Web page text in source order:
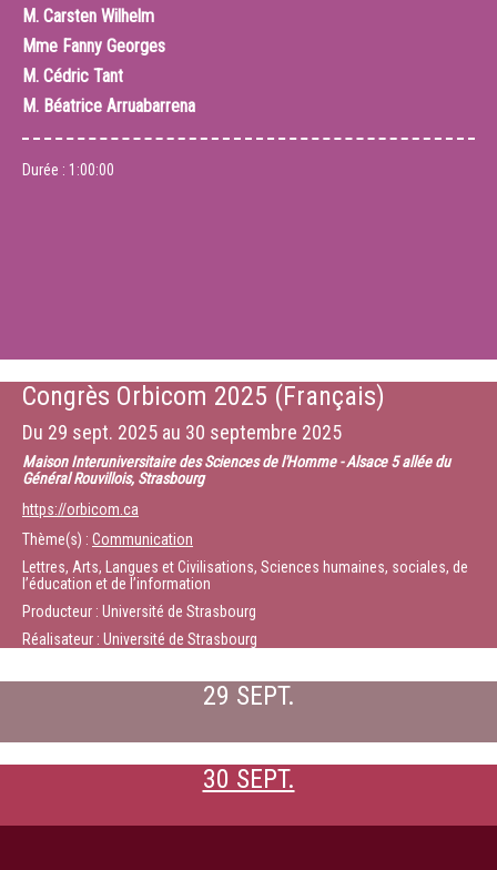
M. Carsten Wilhelm
Mme Fanny Georges
M. Cédric Tant
M. Béatrice Arruabarrena
Durée : 1:00:00
Congrès Orbicom 2025 (Français)
Du 29 sept. 2025 au 30 septembre 2025
Maison Interuniversitaire des Sciences de l'Homme - Alsace 5 allée du
Général Rouvillois, Strasbourg
https://orbicom.ca
Thème(s) : Communication
Lettres, Arts, Langues et Civilisations, Sciences humaines, sociales, de
l’éducation et de l’information
Producteur : Université de Strasbourg
Réalisateur : Université de Strasbourg
29 SEPT.
30 SEPT.